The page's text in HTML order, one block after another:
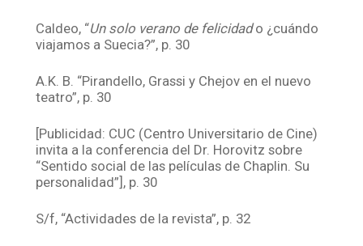
Caldeo, “Un solo verano de felicidado ¿cuándo
viajamos a Suecia?”, p. 30
A.K. B. “Pirandello, Grassi y Chejov en el nuevo
teatro”, p. 30
[Publicidad: CUC (Centro Universitario de Cine)
invita a la conferencia del Dr. Horovitz sobre
“Sentido social de las películas de Chaplin. Su
personalidad”], p. 30
S/f, “Actividades de la revista”, p. 32